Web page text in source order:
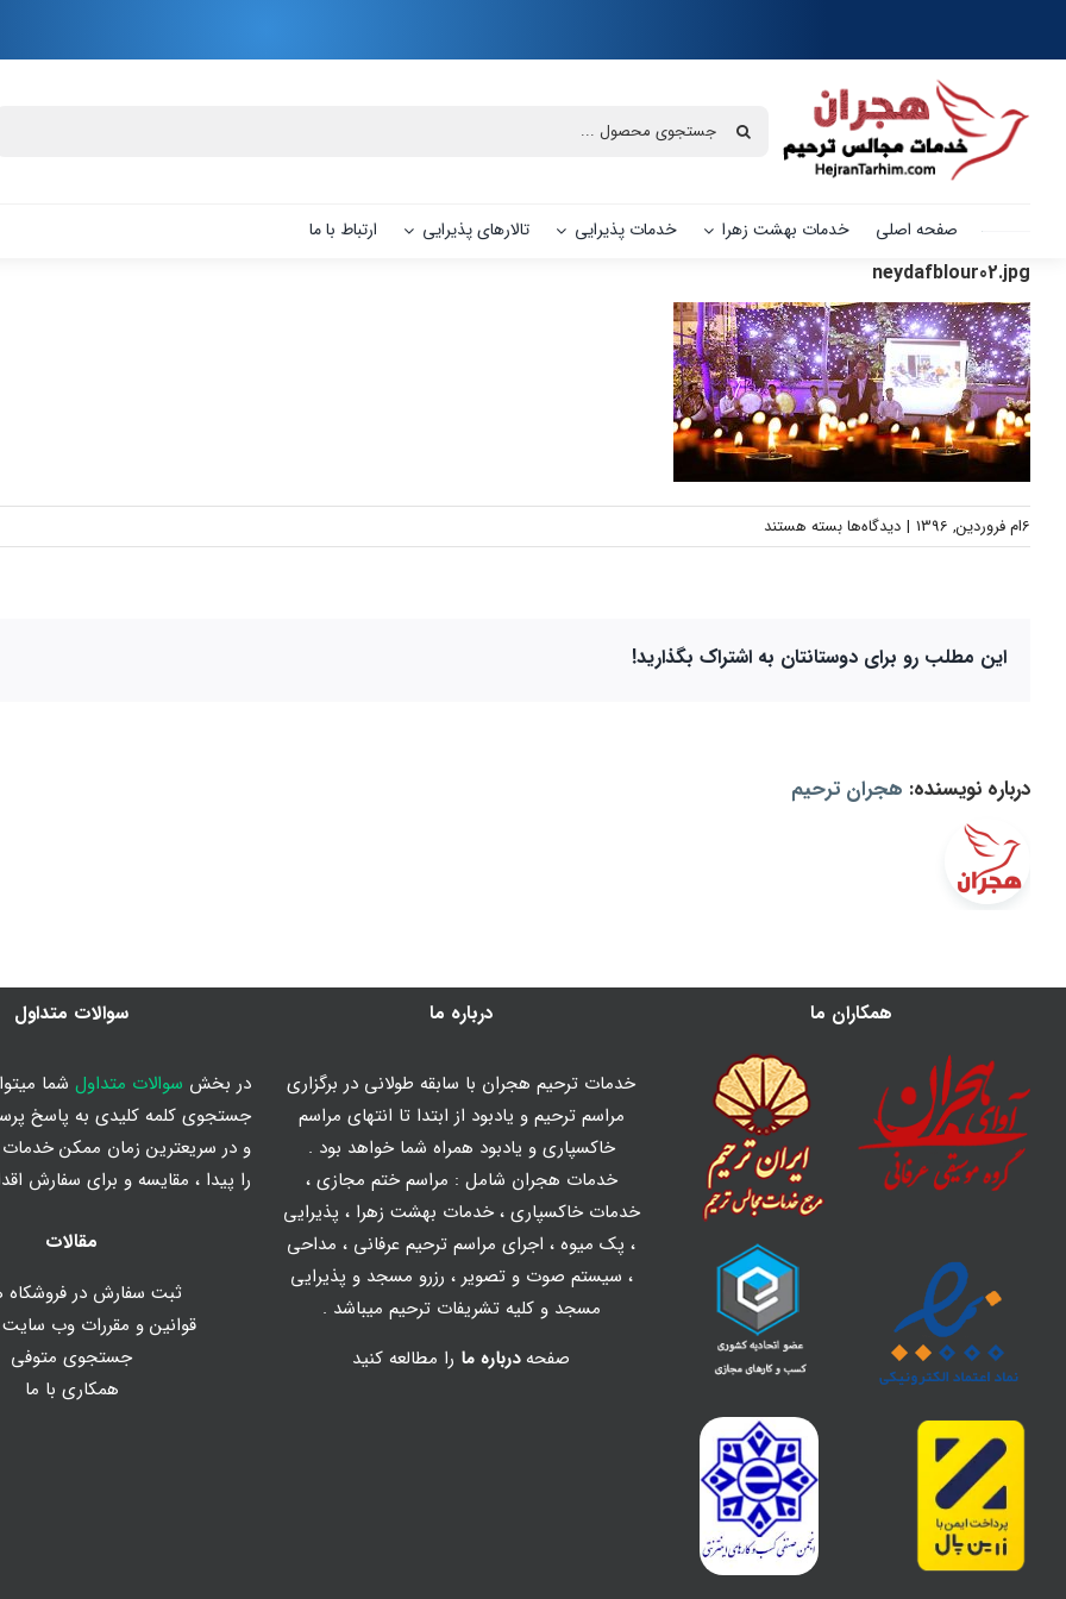
جستجو
صفحه اصلی خدمات بهشت زهرا خدمات پذیرایی تالارهای پذیرایی ارتباط با ما
neydafblour02.jpg
6ام فروردین, 1396 | دیدگاه‌هابرای
neydafblour02.jpg
بسته هستند
این مطلب رو برای دوستانتان به اشتراک بگذارید!
درباره نویسنده: هجران ترحیم
همکاران ما درباره ما
خدمات ترحیم هجران با سابقه طولانی در برگزاری
مراسم ترحیم و یادبود از ابتدا تا انتهای مراسم
خاکسپاری و یادبود همراه شما خواهد بود .
خدمات هجران شامل : مراسم ختم مجازی ،
خدمات خاکسپاری ،خدمات بهشت زهرا ، پذیرایی
، پک میوه، اجرای مراسم ترحیم عرفانی ، مداحی
، سیستم صوت و تصویر ، رزرو مسجد و پذیرایی
مسجد و کلیه تشریفات ترحیم میباشد .
صفحهدرباره ما را مطالعه کنید
سوالات متداول
در بخش سوالات متداولشما
جستجوی کلمه کلیدی به پاسخ
و در سریعترین زمان ممکن خدمات
را پیدا ، مقایسه و برای سفارش
مقالات
ثبت سفارش در فروشکاه
قوانین و مقررات وب
جستجوی متوفی
همکاری با ما